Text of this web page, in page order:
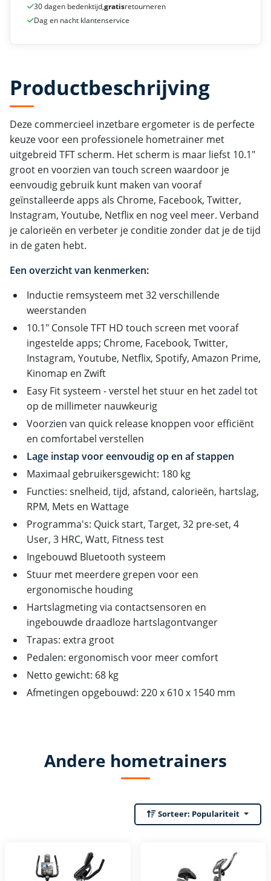
30 dagen bedenktijd,gratisretourneren
Dag en nacht klantenservice
Productbeschrijving
Deze commercieel inzetbare ergometer is de perfecte
keuze voor een professionele hometrainer met
uitgebreid TFT scherm. Het scherm is maar liefst 10.1"
groot en voorzien van touch screen waardoor je
eenvoudig gebruik kunt maken van vooraf
geïnstalleerde apps als Chrome, Facebook, Twitter,
Instagram, Youtube, Netflix en nog veel meer. Verband
je calorieën en verbeter je conditie zonder dat je de tijd
in de gaten hebt.
Een overzicht van kenmerken:
Inductie remsysteem met 32 verschillende
weerstanden
10.1" Console TFT HD touch screen met vooraf
ingestelde apps; Chrome, Facebook, Twitter,
Instagram, Youtube, Netflix, Spotify, Amazon Prime,
Kinomap en Zwift
Easy Fit systeem - verstel het stuur en het zadel tot
op de millimeter nauwkeurig
Voorzien van quick release knoppen voor efficiënt
en comfortabel verstellen
Lage instap voor eenvoudig op en af stappen
Maximaal gebruikersgewicht: 180 kg
Functies: snelheid, tijd, afstand, calorieën, hartslag,
RPM, Mets en Wattage
Programma's: Quick start, Target, 32 pre-set, 4
User, 3 HRC, Watt, Fitness test
Ingebouwd Bluetooth systeem
Stuur met meerdere grepen voor een
ergonomische houding
Hartslagmeting via contactsensoren en
ingebouwde draadloze hartslagontvanger
Trapas: extra groot
Pedalen: ergonomisch voor meer comfort
Netto gewicht: 68 kg
Afmetingen opgebouwd: 220 x 610 x 1540 mm
Andere hometrainers
Sorteer: Populariteit